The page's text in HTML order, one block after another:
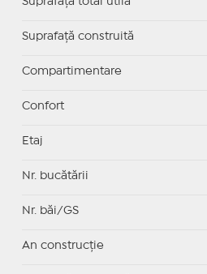
Suprafaţă construită
Compartimentare
Confort
Etaj
Nr. bucătării
Nr. băi/GS
An construcție